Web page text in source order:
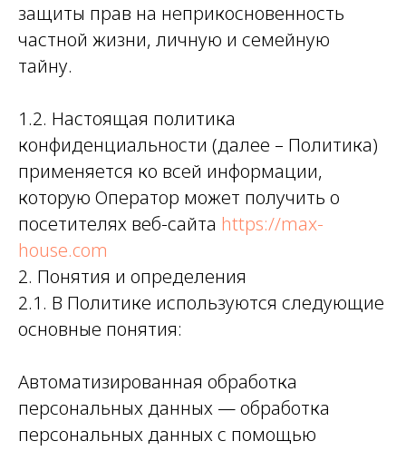
защиты прав на неприкосновенность
частной жизни, личную и семейную
тайну.
1.2. Настоящая политика
конфиденциальности (далее – Политика)
применяется ко всей информации,
которую Оператор может получить о
посетителях веб-сайта https://max-
house.com
2. Понятия и определения
2.1. В Политике используются следующие
основные понятия:
Автоматизированная обработка
персональных данных — обработка
персональных данных с помощью